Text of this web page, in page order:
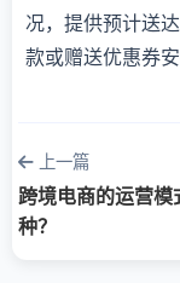
况，提供预计送
款或赠送优惠券安
上一篇
跨境电商的运营模
种？